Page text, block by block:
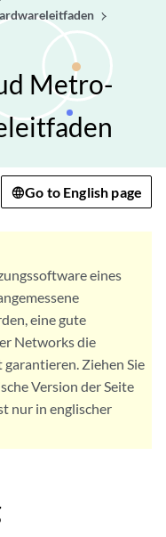
Metro-
Go to English page
eines
eine gute
Networks die
Ziehen Sie
Version der Seite
nur in englischer